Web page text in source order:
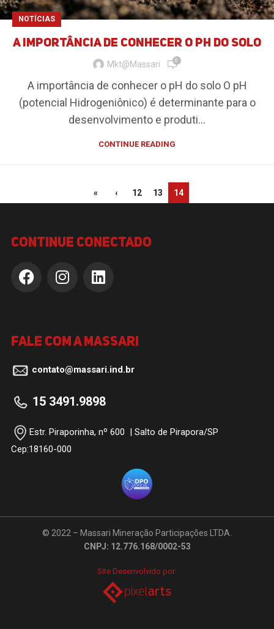
NOTÍCIAS
A importância de conhecer o pH do solo​
Mkt@massari 0
A importância de conhecer o pH do solo O pH
(potencial Hidrogeniônico) é determinante para o
desenvolvimento e produti...
CONTINUE READING
« ‹ 12 13 14
Fale com a Massari
contato@massari.ind.br
15 3491.9898
Estr. Piraporinha, nº 600 | Salto de Pirapora/SP
Cep:18160-000
continue conectado
© 2022 – Massari Mineração Participações LTDA.
CNPJ: 12.776.168/0002-53
Site Desenvolvido por: